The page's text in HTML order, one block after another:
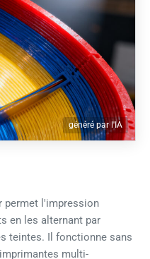
généré par l'IA
permet l'impression
en les alternant par
teintes. Il fonctionne sans
multi-